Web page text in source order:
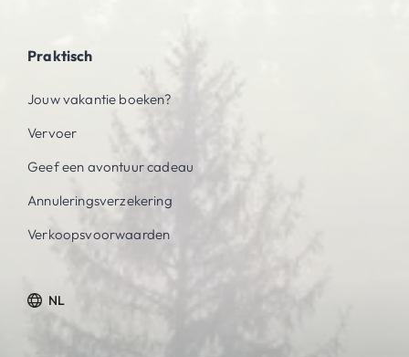
Praktisch
Jouw vakantie boeken?
Vervoer
Geef een avontuur cadeau
Annuleringsverzekering
Verkoopsvoorwaarden
NL